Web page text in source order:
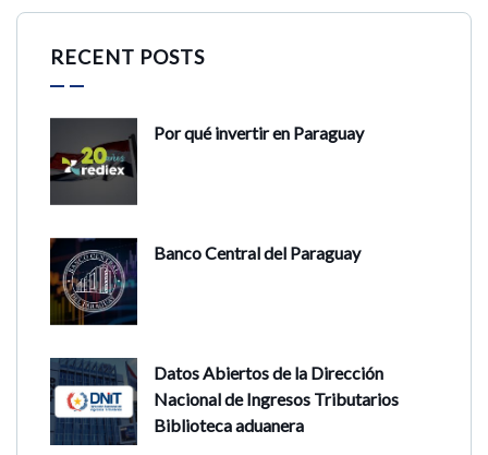
RECENT POSTS
Por qué invertir en Paraguay
Banco Central del Paraguay
Datos Abiertos de la Dirección
Nacional de Ingresos Tributarios
Biblioteca aduanera